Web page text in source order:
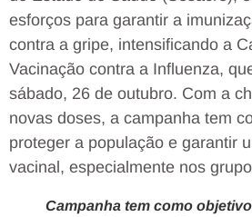
esforços para garantir a
contra a gripe, intensificando a
Vacinação contra a Influenza,
sábado, 26 de outubro. Com a
novas doses, a campanha tem
proteger a população e garantir
vacinal, especialmente nos
Campanha tem como